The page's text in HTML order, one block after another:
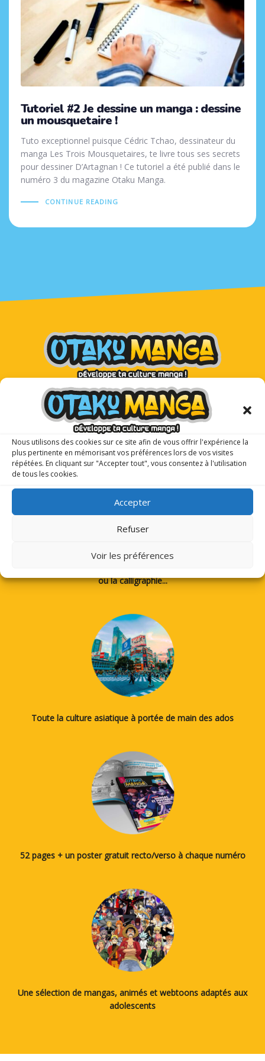
Nous utilisons des cookies sur ce site afin de vous offrir l'expérience la
plus pertinente en mémorisant vos préférences lors de vos visites
répétées. En cliquant sur "Accepter tout", vous consentez à l'utilisation
de tous les cookies.
Accepter
Refuser
Voir les préférences
Tutoriel #2 Je dessine un manga : dessine
un mousquetaire !
Tuto exceptionnel puisque Cédric Tchao, dessinateur du
manga Les Trois Mousquetaires, te livre tous ses secrets
pour dessiner D’Artagnan ! Ce tutoriel a été publié dans le
numéro 3 du magazine Otaku Manga.
CONTINUE READING
Otaku Manga : le premier
magazine manga pour les ados !
ou la calligraphie...
Toute la culture asiatique à portée de main des ados
52 pages + un poster gratuit recto/verso à chaque numéro
Une sélection de mangas, animés et webtoons adaptés aux
adolescents